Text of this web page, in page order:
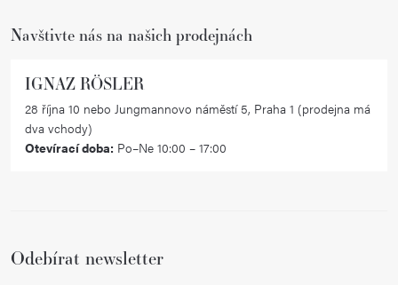
Navštivte nás na našich prodejnách
IGNAZ RÖSLER
28 října 10 nebo Jungmannovo náměstí 5, Praha 1 (prodejna má
dva vchody)
Otevírací doba: Po–Ne 10:00 – 17:00
Odebírat newsletter